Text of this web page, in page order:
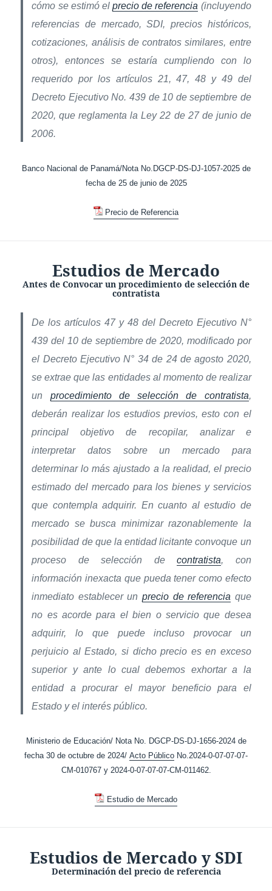
cómo se estimó elprecio de referencia (incluyendo
referencias de mercado, SDI, precios históricos,
cotizaciones, análisis de contratos similares, entre
otros), entonces se estaría cumpliendo con lo
requerido por los artículos 21, 47, 48 y 49 del
Decreto Ejecutivo No. 439 de 10 de septiembre de
2020, que reglamenta la Ley 22 de 27 de junio de
2006.
Banco Nacional de Panamá/Nota No.DGCP-DS-DJ-1057-2025 de
fecha de 25 de junio de 2025
Precio de Referencia
Estudios de Mercado
Antes de Convocar un procedimiento de selección de
contratista
De los artículos 47 y 48 del Decreto Ejecutivo N°
439 del 10 de septiembre de 2020, modificado por
el Decreto Ejecutivo N° 34 de 24 de agosto 2020,
se extrae que las entidades al momento de realizar
un procedimiento de selección de contratista,
deberán realizar los estudios previos, esto con el
principal objetivo de recopilar, analizar e
interpretar datos sobre un mercado para
determinar lo más ajustado a la realidad, el precio
estimado del mercado para los bienes y servicios
que contempla adquirir. En cuanto al estudio de
mercado se busca minimizar razonablemente la
posibilidad de que la entidad licitante convoque un
proceso de selección decontratista, con
información inexacta que pueda tener como efecto
inmediato establecer un precio de referencia que
no es acorde para el bien o servicio que desea
adquirir, lo que puede incluso provocar un
perjuicio al Estado, si dicho precio es en exceso
superior y ante lo cual debemos exhortar a la
entidad a procurar el mayor beneficio para el
Estado y el interés público.
Ministerio de Educación/ Nota No. DGCP-DS-DJ-1656-2024 de
fecha 30 de octubre de 2024/ Acto Público No.2024-0-07-07-07-
CM-010767 y 2024-0-07-07-07-CM-011462.
Estudio de Mercado
Estudios de Mercado y SDI
Determinación del precio de referencia